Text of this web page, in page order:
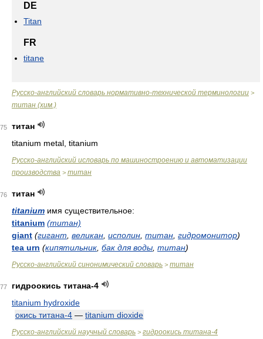
DE
Titan
FR
titane
Русско-английский словарь нормативно-технической терминологии >
титан (хим.)
75
титан
titanium metal, titanium
Русско-английский исловарь по машиностроению и автоматизации
производства > титан
76
титан
titanium имя существительное:
titanium (титан)
giant (гигант великан исполин титан гидромонитор)
tea urn (кипятильник бак для воды титан)
Русско-английский синонимический словарь > титан
77
гидроокись титана-4
titanium hydroxide
окись титана-4 — titanium dioxide
Русско-английский научный словарь > гидроокись титана-4